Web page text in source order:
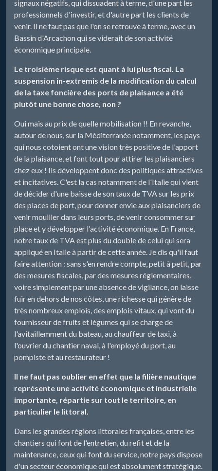
signaux négatifs, qui dissuadent à terme, d'une part les
professionnels d'investir, et d'autre part les clients de
venir. Il ne faut pas que l'on se retrouve à terme, avec un
Bassin d'Arcachon qui se viderait de son activité
économique principale.
Le troisième risque est quant à lui plus fiscal. La
suspension in-extremis de la modification du calcul
de la taxe foncière des ports de plaisance a été
plutôt une bonne chose, non ?
Oui mais au prix de quelle mobilisation !! En revanche,
autour de nous, sur la Méditerranée notamment, les pays
qui nous cotoient ont une vision très positive de l'apport
de la plaisance, et font tout pour attirer les plaisanciers
chez eux ! Ils développent donc des politiques attractives
et incitatives. C'est la cas notamment de l'Italie qui vient
de décider d'une baisse de son taux de TVA sur les prix
des places de port, pour donner envie aux plaisanciers de
venir mouiller dans leurs ports, de venir consommer sur
place et y développer l'activité économique. En France,
notre taux de TVA est plus du double de celui qui sera
appliqué en Italie à partir de cette année. Je dis qu'il faut
faire attention : sans s'en rendre compte, petit à petit, par
des mesures fiscales, par des mesures réglementaires,
voire simplement par une absence de vigilance, on laisse
fuir en dehors de nos côtes, une richesse qui génère de
très nombreux emplois, des emplois vitaux, qui vont du
fournisseur de fruits et légumes qui se charge de
l'avitaillemment du bateau, au chauffeur de taxi, à
l'ouvrier du chantier naval, à l'employé du port, au
pompiste et au restaurateur !
Il ne faut pas oublier en effet que la filière nautique
représente une activité économique et industrielle
importante, répartie sur tout le territoire, en
particulier le littoral.
Dans les grandes régions littorales françaises, entre les
chantiers qui font de l'entretien, du refit et de la
maintenance, ceux qui font du service, notre pays dispose
d'un secteur économique qui est absolument stratégique.